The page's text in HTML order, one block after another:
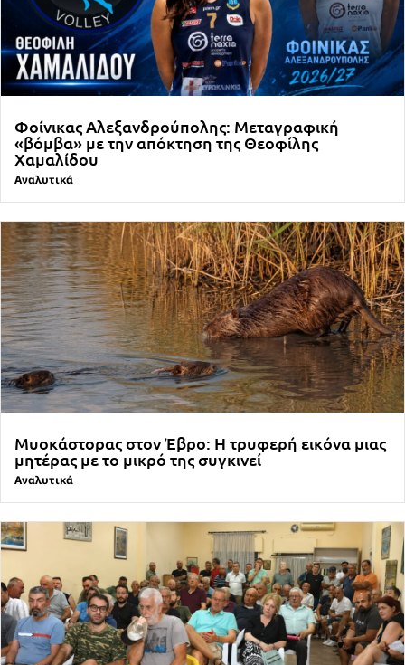
Φοίνικας Αλεξανδρούπολης: Μεταγραφική
«βόμβα» με την απόκτηση της Θεοφίλης
Χαμαλίδου
Αναλυτικά
Μυοκάστορας στον Έβρο: Η τρυφερή εικόνα μιας
μητέρας με το μικρό της συγκινεί
Αναλυτικά